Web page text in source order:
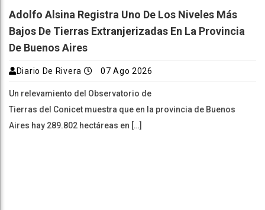
Adolfo Alsina Registra Uno De Los Niveles Más
Bajos De Tierras Extranjerizadas En La Provincia
De Buenos Aires
Diario De Rivera 07 Ago 2026
Un relevamiento del Observatorio de
Tierras del Conicet muestra que en la provincia de Buenos
Aires hay 289.802 hectáreas en […]